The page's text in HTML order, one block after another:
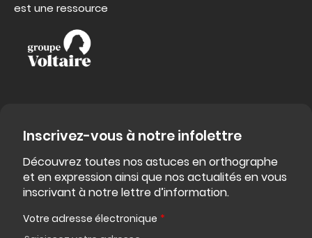
est une ressource
Inscrivez-vous à notre infolettre
Découvrez toutes nos astuces en orthographe
et en expression ainsi que nos actualités en vous
inscrivant à notre lettre d’information.
Votre adresse électronique *